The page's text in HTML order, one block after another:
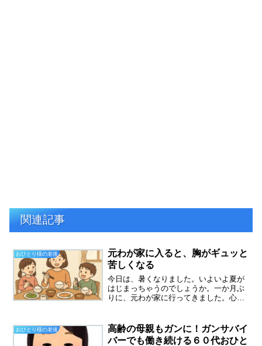
関連記事
おひとり様の老後
元わが家に入ると、胸がギュッと
苦しくなる
今日は、暑くなりました。いよいよ夏が
はじまっちゃうのでしょうか。一か月ぶ
りに、元わが家に行ってきました。心配
また空が見えなくなっていました。＿|￣|
○未だに、売れない元...
おひとり様の老後
高齢の母親もガンに！ガンサバイ
バーでも働き続ける６０代おひと